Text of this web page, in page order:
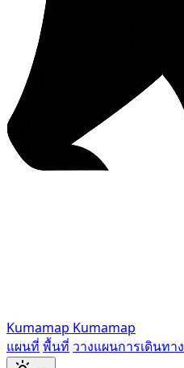
Kumamap Kumamap
แผนที่ พื้นที่ วางแผนการเดินทาง